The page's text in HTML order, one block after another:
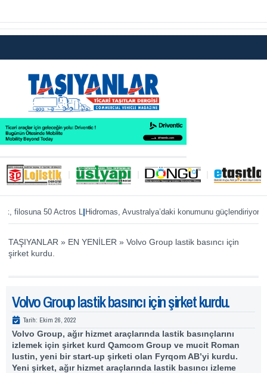
50 Actros L|Hidromas, Avustralya’daki konumunu güçlendiriyor|Enver
TAŞIYANLAR » EN YENİLER » Volvo Group lastik basıncı için
şirket kurdu.
Volvo Group lastik basıncı için şirket kurdu.
Tarih: Ekim 26, 2022
Volvo Group, ağır hizmet araçlarında lastik basınçlarını
izlemek için şirket kurd Qamcom Group ve mucit Roman
Iustin, yeni bir start-up şirketi olan Fyrqom AB’yi kurdu.
Yeni şirket, ağır hizmet araçlarında lastik basıncı izleme